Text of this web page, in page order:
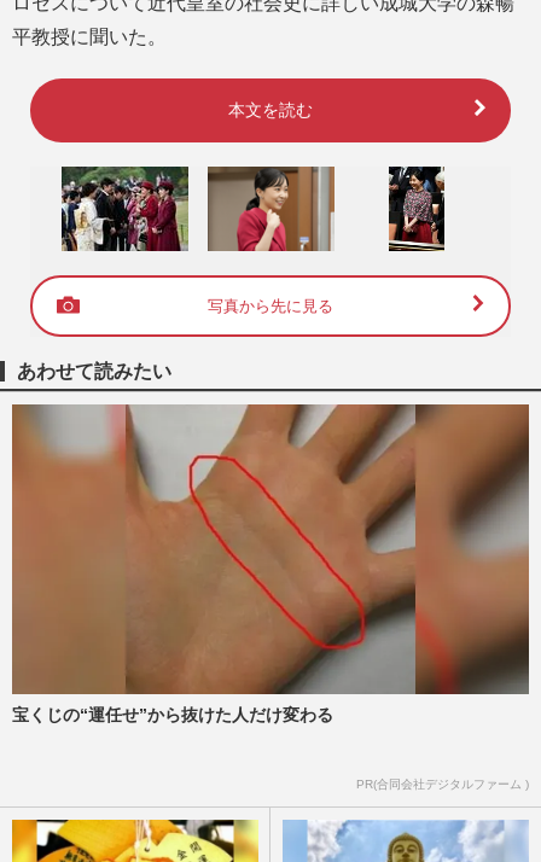
平教授に聞いた。
本文を読む
写真から先に見る
あわせて読みたい
宝くじの“運任せ”から抜けた人だけ変わる
PR(合同会社デジタルファーム )